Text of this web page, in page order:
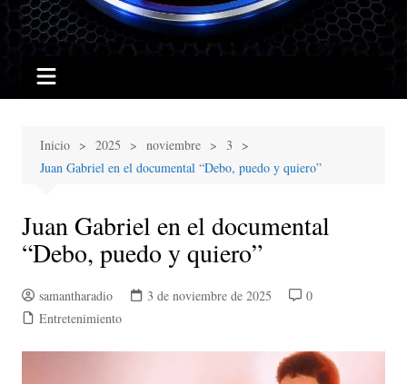
Inicio 2025 noviembre
3
Juan Gabriel en el documental “Debo, puedo y quiero”
Juan Gabriel en el documental
“Debo, puedo y quiero”
samantharadio 3 de noviembre de 2025
0
Entretenimiento